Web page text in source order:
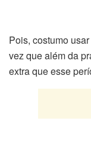
Pois, costumo
vez que além da
extra que esse